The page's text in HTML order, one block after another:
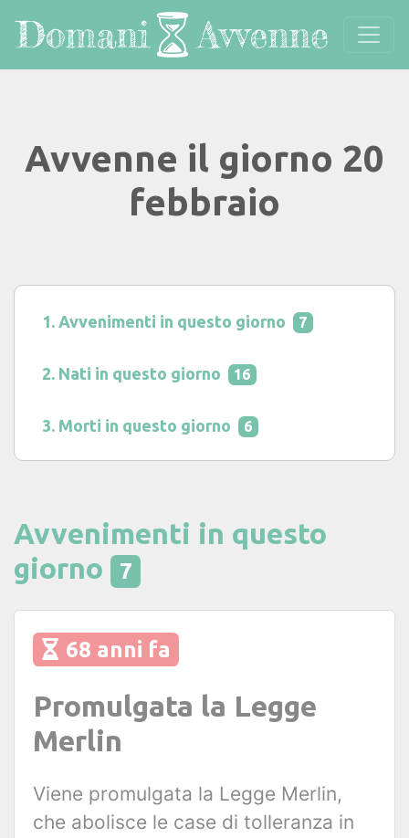
Avvenne il giorno 20
febbraio
Avvenimenti in questo giorno 7
Nati in questo giorno 16
Morti in questo giorno 6
Avvenimenti in questo
giorno
7
68 anni fa
Promulgata la Legge
Merlin
Viene promulgata la Legge Merlin,
che abolisce le case di tolleranza in